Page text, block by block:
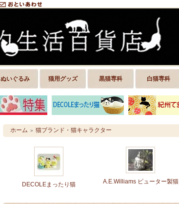
ぬいぐるみ 猫用グッズ 黒猫専科 白猫専科
ホーム ＞ 猫ブランド・猫キャラクター
DECOLEまったり猫 A.E.Williams ピューター製猫